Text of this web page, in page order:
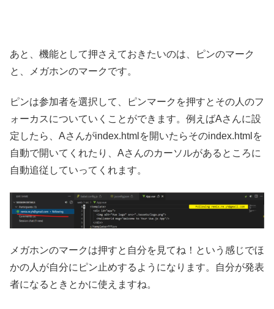
あと、機能として押さえておきたいのは、ピンのマーク
と、メガホンのマークです。
ピンは参加者を選択して、ピンマークを押すとその人のフ
ォーカスについていくことができます。例えばAさんに設
定したら、Aさんがindex.htmlを開いたらそのindex.htmlを
自動で開いてくれたり、Aさんのカーソルがあるところに
自動追従していってくれます。
メガホンのマークは押すと自分を見てね！という感じでほ
かの人が自分にピン止めするようになります。自分が発表
者になるときとかに使えますね。